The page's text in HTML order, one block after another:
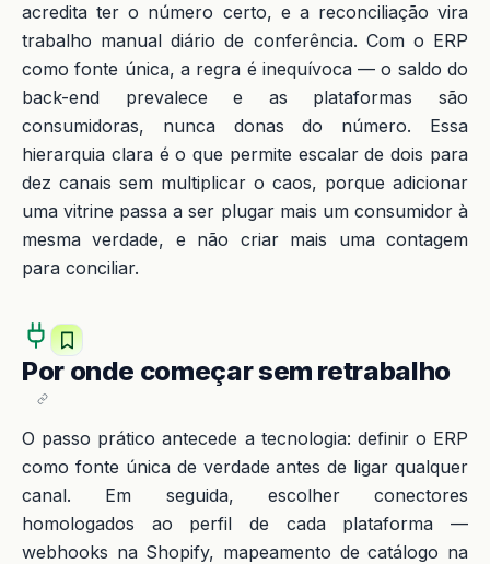
acredita ter o número certo, e a reconciliação vira
trabalho manual diário de conferência. Com o ERP
como fonte única, a regra é inequívoca — o saldo do
back-end prevalece e as plataformas são
consumidoras, nunca donas do número. Essa
hierarquia clara é o que permite escalar de dois para
dez canais sem multiplicar o caos, porque adicionar
uma vitrine passa a ser plugar mais um consumidor à
mesma verdade, e não criar mais uma contagem
para conciliar.
Por onde começar sem retrabalho
O passo prático antecede a tecnologia: definir o ERP
como fonte única de verdade antes de ligar qualquer
canal. Em seguida, escolher conectores
homologados ao perfil de cada plataforma —
webhooks na Shopify, mapeamento de catálogo na